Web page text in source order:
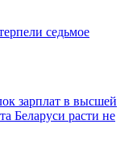
седьмое
зарплат в высшей
Беларуси расти не